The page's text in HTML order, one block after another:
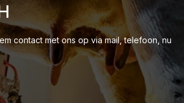
contact met ons op via mail, telefoon, nu